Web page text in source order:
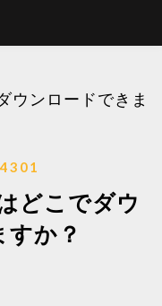
ウンロードできま
どこでダウ
すか？